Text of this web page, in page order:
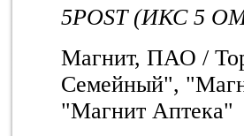
5POST (ИКС 5
Магнит, ПАО /
Семейный",
"Магнит Аптека"